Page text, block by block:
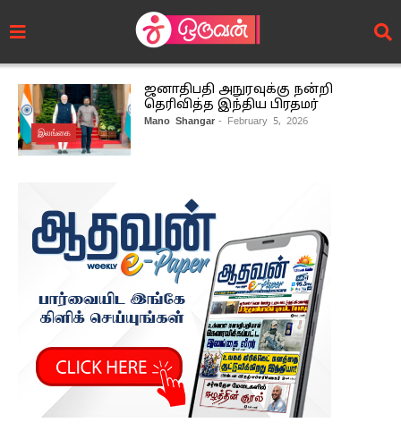
இலங்கை
ஜனாதிபதி அநுரவுக்கு நன்றி
தெரிவித்த இந்திய பிரதமர்
Mano Shangar - February 5, 2026